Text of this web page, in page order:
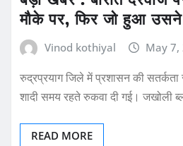
मौके पर, फिर जो हुआ उसने
Vinod kothiyal May 7,
रुद्रप्रयाग जिले में प्रशासन की
शादी समय रहते रुकवा दी गई। जखोली
READ MORE